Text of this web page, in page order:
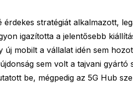
stratégiát alkalmazott,
igazította a jelentősebb
új mobilt a vállalat idén sem
sem volt a tajvani gyártó
be, mégpedig az 5G Hub